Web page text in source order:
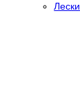
Лески